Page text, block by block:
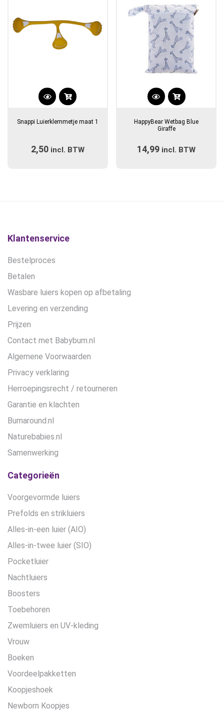
Dit
heeft
variaties.
de
Snappi Luierklemmetje maat 1
2,50 incl. BTW
HappyBear Wetbag Blue
Giraffe
14,99 incl. BTW
Klantenservice
Bestelproces
Betalen
Wasbare luiers kopen op afbetaling
Levering en verzending
Prijzen
Contact met Babybum.nl
Algemene Voorwaarden
Privacy verklaring
Herroepingsrecht / retourneren
Garantie en klachten
Bumaround.nl
Naturebabies.nl
Samenwerking
Categorieën
Voorgevormde luiers
Prefolds en strikluiers
Alles-in-een luier (AIO)
Alles-in-twee luier (SIO)
Pocketluier
Nachtluiers
Boosters
Toebehoren
Zwemluiers en UV-kleding
Vrouw
Boeken
Voordeelpakketten
Koopjeshoek
Newborn Koopjes